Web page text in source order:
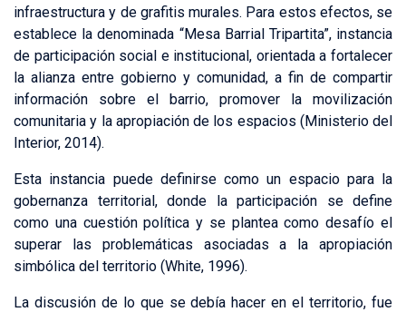
infraestructura y de grafitis murales. Para estos efectos, se
establece la denominada “Mesa Barrial Tripartita”, instancia
de participación social e institucional, orientada a fortalecer
la alianza entre gobierno y comunidad, a fin de compartir
información sobre el barrio, promover la movilización
comunitaria y la apropiación de los espacios (Ministerio del
Interior, 2014).
Esta instancia puede definirse como un espacio para la
gobernanza territorial, donde la participación se define
como una cuestión política y se plantea como desafío el
superar las problemáticas asociadas a la apropiación
simbólica del territorio (White, 1996).
La discusión de lo que se debía hacer en el territorio, fue